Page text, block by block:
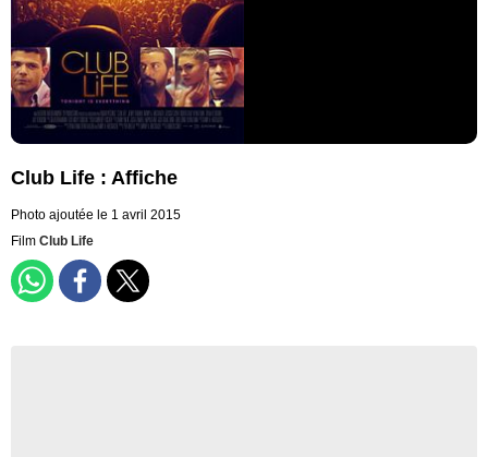
Club Life : Affiche
Photo ajoutée le 1 avril 2015
Film Club Life